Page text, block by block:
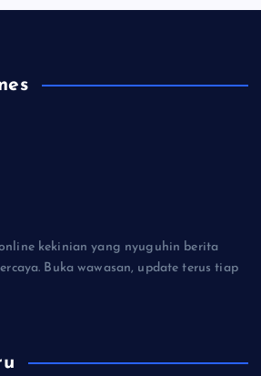
kekinian yang nyuguhin berita
Buka wawasan, update terus tiap